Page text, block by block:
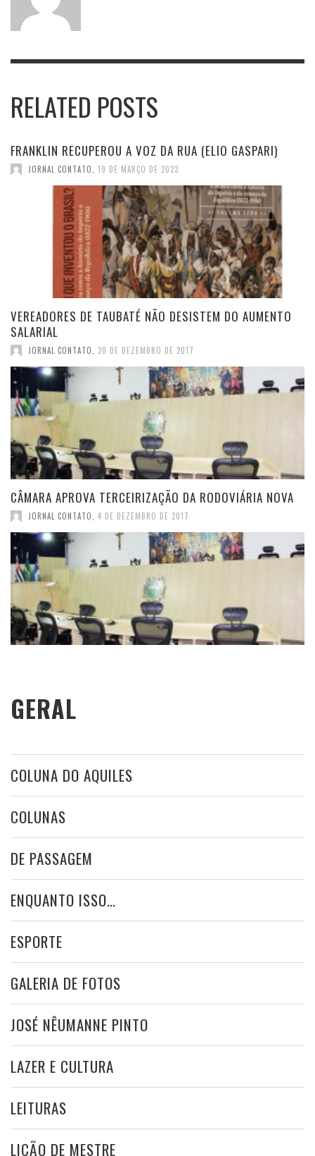
RELATED POSTS
FRANKLIN RECUPEROU A VOZ DA RUA (ELIO GASPARI)
JORNAL CONTATO 19 DE MARÇO DE 2023
VEREADORES DE TAUBATÉ NÃO DESISTEM DO AUMENTO
SALARIAL
JORNAL CONTATO 20 DE DEZEMBRO DE 2017
CÂMARA APROVA TERCEIRIZAÇÃO DA RODOVIÁRIA NOVA
JORNAL CONTATO 4 DE DEZEMBRO DE 2017
GERAL
COLUNA DO AQUILES
COLUNAS
DE PASSAGEM
ENQUANTO ISSO…
ESPORTE
GALERIA DE FOTOS
JOSÉ NÊUMANNE PINTO
LAZER E CULTURA
LEITURAS
LIÇÃO DE MESTRE